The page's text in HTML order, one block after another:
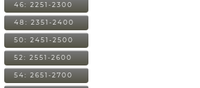
46: 2251-2300
48: 2351-2400
50: 2451-2500
52: 2551-2600
54: 2651-2700